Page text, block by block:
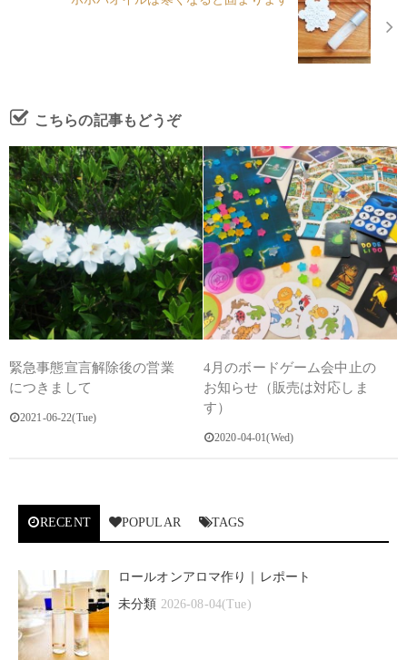
こちらの記事もどうぞ
緊急事態宣言解除後の営業
につきまして
2021-06-22(Tue)
4月のボードゲーム会中止の
お知らせ（販売は対応しま
す）
2020-04-01(Wed)
RECENT POPULAR TAGS
ロールオンアロマ作り｜レポート
未分類 2026-08-04(Tue)